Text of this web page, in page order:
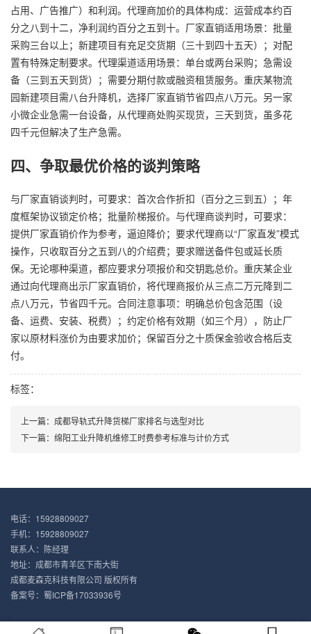
占用、广告推广）和利润。代理商加价的具体构成：运营成本约百
分之八到十二，净利润约百分之五到十。厂家直销适用场景：批量
采购三台以上；新建项目有充足交货期（三十到四十五天）；对配
置有特殊定制要求。代理渠道适用场景：单台或两台采购；急需设
备（三到五天到货）；需要分期付款或融资租赁服务。重庆某物流
园新建项目需八台升降机，选择厂家直销节省四点八万元。另一家
小微企业急需一台设备，从代理商处购买现货，三天到货，虽多花
四千元但解决了生产急需。
四、争取最优价格的谈判策略
与厂家直销谈判时，可要求：首次合作折扣（百分之三到五）；年
度框架协议锁定价格；批量阶梯报价。与代理商谈判时，可要求：
提供厂家直销价作为参考，逼迫降价；要求代理商以“厂家直发”模式
操作，只收取百分之五到八的介绍费；要求赠送备件包或延长质
保。无论哪种渠道，都应要求分项报价和交钥匙总价。重庆某企业
通过向代理商出示厂家直销价，将代理商报价从三点二万元降到二
点八万元，节省四千元。合同注意事项：明确总价包含范围（设
备、运费、安装、税费）；约定价格有效期（如三个月），防止厂
家以原材料涨价为由要求加价；保留百分之十质保金验收合格后支
付。
标签：
上一篇： 成都导轨式升降货梯厂家排名与选型对比
下一篇： 绵阳工业升降机维修工时费参考标准与计价方式
电话：15928809027
手机：15928809027
联系人：陈经理
地址：成都市青羊区下南大街
成都麦森克科技有限公司 版权所有
备案号： 蜀ICP备17033936号